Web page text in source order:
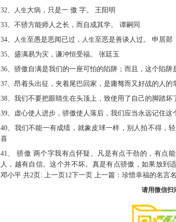
32、
人生大病，只是一 傲 字。 王阳明
33、不骄方能师人之长，而自成其学。 谭嗣同
34、
人生至愚是恶闻已过， 人生至恶是善谈人过。 申居郧
35、盛满易为灾，谦冲恒受福。 张廷玉
36、骄傲自满是我们的一座可怕的陷阱；而且，这个陷阱
37、昂着头出征，夹着尾巴回家，是庸驽而又好战的人的
38、我们不要把眼睛生在头顶上，致使用了自己的脚踏
39、虚心使人进步，骄傲使人落后，我们应当永远记住这
40、我们不能一有成绩，就象皮球一样，别人拍不得，
喜
41、 骄傲 两个字我有点怀疑。凡是有点干劲的，有点
人，越有自信。这个并不坏。真是有点骄傲，如果放到
邓小平 共2页: 上一页12下一页 上一篇：珍惜幸福的名言
请用微信扫